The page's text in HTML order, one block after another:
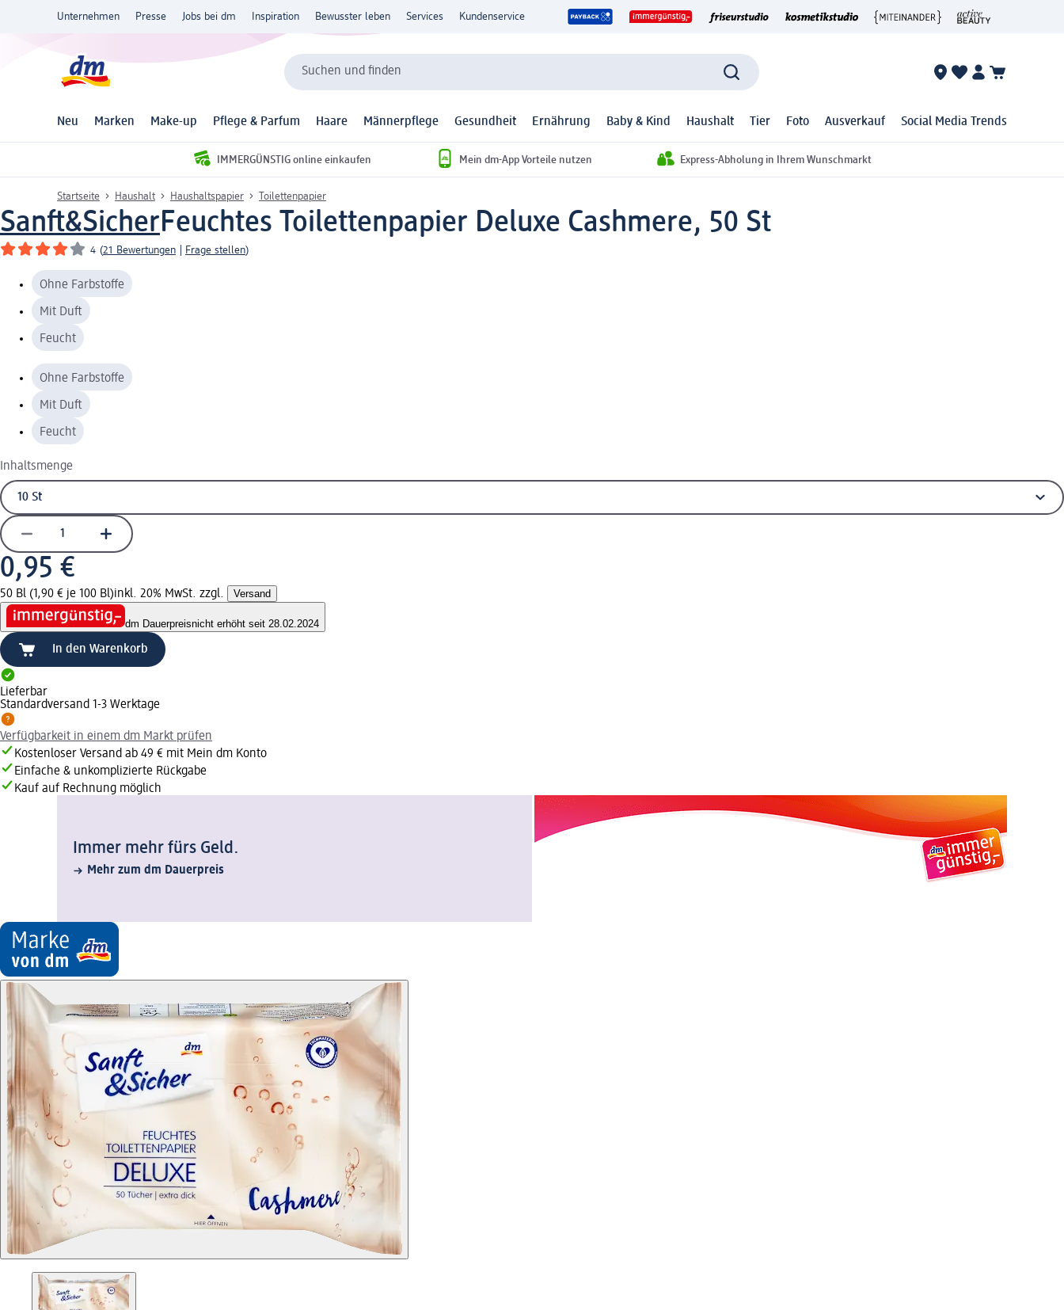
Unternehmen Presse Jobs bei dm Inspiration Bewusster leben Services Kundenservice
Suchen und finden
Neu Marken Make-up Pflege & Parfum Haare Männerpflege Gesundheit Ernährung Baby & Kind Haushalt Tier Foto Ausverkauf Social Media Trends
IMMERGÜNSTIG online einkaufen Mein dm-App Vorteile nutzen Express-Abholung in Ihrem Wunschmarkt
Startseite Haushalt Haushaltspapier Toilettenpapier
Sanft&SicherFeuchtes Toilettenpapier Deluxe Cashmere, 50 St
4 (21 Bewertungen Frage stellen)
Ohne Farbstoffe
Mit Duft
Feucht
Ohne Farbstoffe
Mit Duft
Feucht
Inhaltsmenge
0,95 €
50 Bl (1,90 € je 100 Bl)inkl. 20% MwSt. zzgl. Versand
dm Dauerpreisnicht erhöht seit 28.02.2024
In den Warenkorb
Lieferbar
Standardversand 1-3 Werktage
Verfügbarkeit in einem dm Markt prüfen
Kostenloser Versand ab 49 € mit Mein dm Konto
Einfache & unkomplizierte Rückgabe
Kauf auf Rechnung möglich
Immer mehr fürs Geld.
Mehr zum dm Dauerpreis